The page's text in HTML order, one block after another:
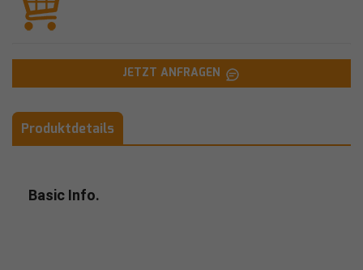
JETZT ANFRAGEN
Produktdetails
Basic Info.